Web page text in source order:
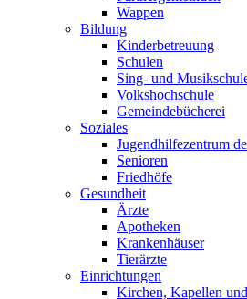
Wappen
Bildung
Kinderbetreuung
Schulen
Sing- und
Volkshochschule
Gemeindebücherei
Soziales
Jugendhilfezentrum
Senioren
Friedhöfe
Gesundheit
Ärzte
Apotheken
Krankenhäuser
Tierärzte
Einrichtungen
Kirchen, Kapellen